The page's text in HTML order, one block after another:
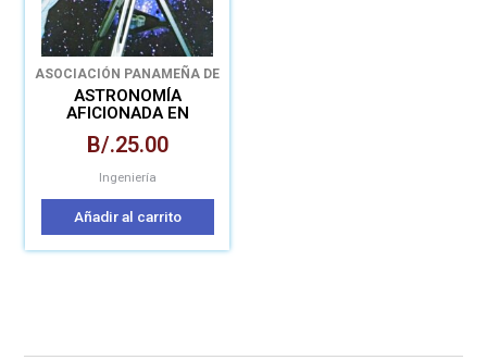
ASOCIACIÓN PANAMEÑA DE
AFICIONADOS A LA
ASTRONOMÍA
ASTRONOMÍA
AFICIONADA EN
B/.25.00
Ingeniería
Añadir al carrito